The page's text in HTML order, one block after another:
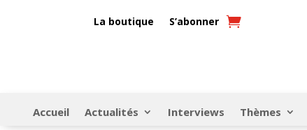
La boutique S’abonner
Accueil Actualités Interviews Thèmes